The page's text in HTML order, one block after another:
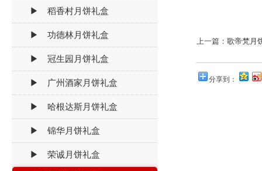
上一篇： 歌帝梵月
分享到：
▶ 稻香村月饼礼盒
▶ 功德林月饼礼盒
▶ 冠生园月饼礼盒
▶ 广州酒家月饼礼盒
▶ 哈根达斯月饼礼盒
▶ 锦华月饼礼盒
▶ 荣诚月饼礼盒